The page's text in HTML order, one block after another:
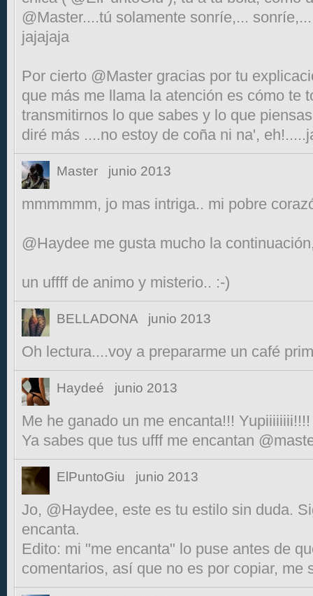
@Master....tú solamente sonríe,...
jajajaja
Por cierto @Master gracias por tu
que más me llama la atención es cómo te
transmitirnos lo que sabes y lo que
diré más ....no estoy de coña ni na',
Master junio 2013
mmmmmm, jo mas intriga.. mi pobre
@Haydee me gusta mucho la
un uffff de animo y misterio.. :-)
BELLADONA junio 2013
Oh lectura....voy a prepararme un café
Haydeé junio 2013
Me he ganado un me encanta!!!
Ya sabes que tus ufff me encantan
ElPuntoGiu junio 2013
Jo, @Haydee, este es tu estilo sin duda.
encanta.
Edito: mi "me encanta" lo puse antes de
comentarios, así que no es por copiar, me